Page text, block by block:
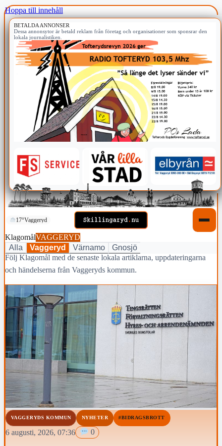
Hoppa till innehåll
BETALDA ANNONSER
Dessa annonsytor är betald reklam från företag och organisationer som sponsrar den
lokala journalistiken.
17°Vaggeryd
KlagomålVAGGERYD
Alla
Vaggeryd Värnamo
Gnosjö
Följ Klagomål med de senaste lokala artiklarna, uppdateringarna
och händelserna från Vaggeryds kommun.
VAGGERYDS KOMMUN NYHETER #BIDRAGSBROTT
6 augusti, 2026, 07:36 0